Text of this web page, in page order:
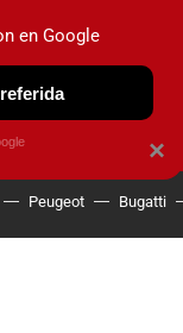
Peugeot Bugatti
×
en Google